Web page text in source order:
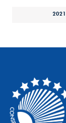
2021